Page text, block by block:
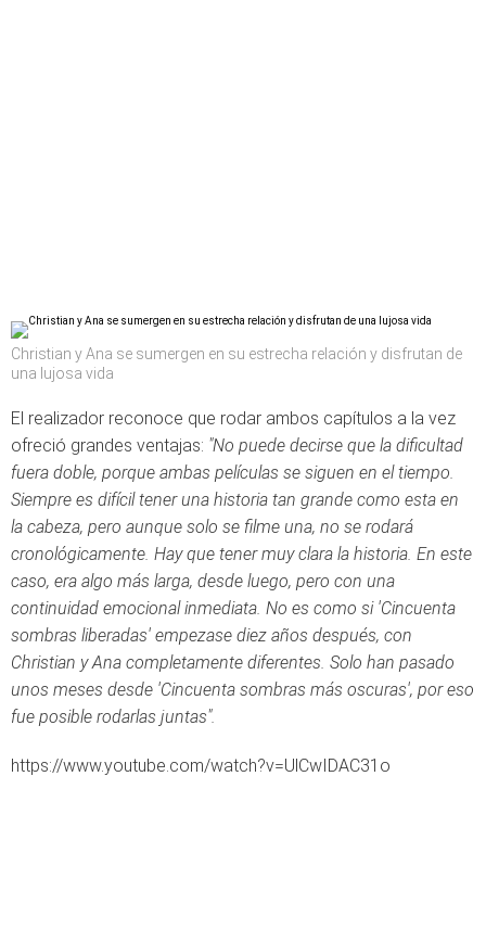
Christian y Ana se sumergen en su estrecha relación y disfrutan de
una lujosa vida
El realizador reconoce que rodar ambos capítulos a la vez
ofreció grandes ventajas: "No puede decirse que la dificultad
fuera doble, porque ambas películas se siguen en el tiempo.
Siempre es difícil tener una historia tan grande como esta en
la cabeza, pero aunque solo se filme una, no se rodará
cronológicamente. Hay que tener muy clara la historia. En este
caso, era algo más larga, desde luego, pero con una
continuidad emocional inmediata. No es como si 'Cincuenta
sombras liberadas' empezase diez años después, con
Christian y Ana completamente diferentes. Solo han pasado
unos meses desde 'Cincuenta sombras más oscuras', por eso
fue posible rodarlas juntas".
https://www.youtube.com/watch?v=UlCwIDAC31o